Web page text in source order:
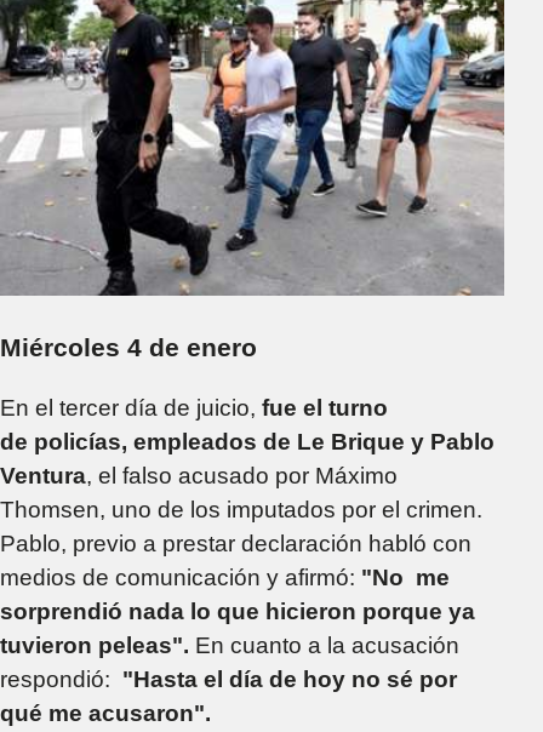
Miércoles 4 de enero
En el tercer día de juicio, fue el turno
de policías, empleados de Le Brique y Pablo
Ventura, el falso acusado por Máximo
Thomsen, uno de los imputados por el crimen.
Pablo, previo a prestar declaración habló con
medios de comunicación y afirmó: "No me
sorprendió nada lo que hicieron porque ya
tuvieron peleas". En cuanto a la acusación
respondió: "Hasta el día de hoy no sé por
qué me acusaron".